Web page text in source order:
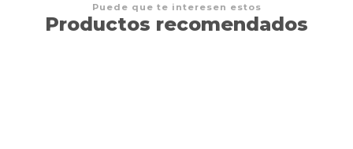
Puede que te interesen estos
Productos recomendados